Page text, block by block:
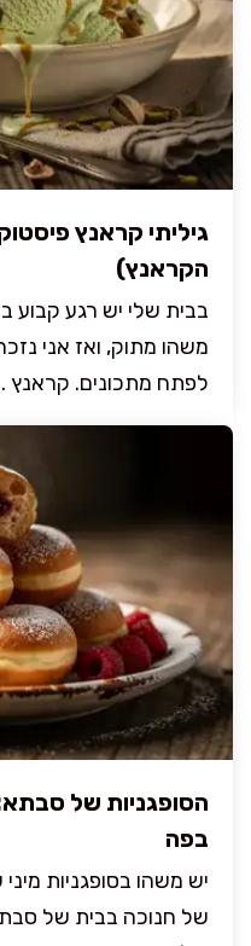
גיליתי קראנץ
הקראנץ)
בבית שלי יש רגע קבוע
משהו מתוק, ואז אני
לפתח מתכונים. קראנץ
הסופגניות של
בפה
יש משהו בסופגניות
של חנוכה בבית של